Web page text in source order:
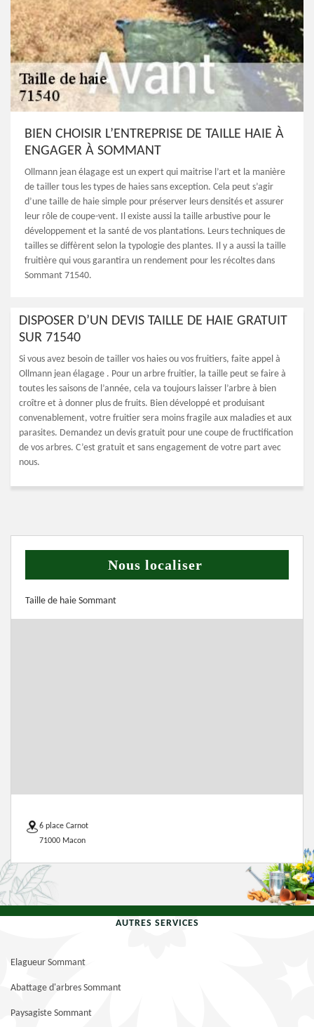
BIEN CHOISIR L’ENTREPRISE DE TAILLE HAIE À
ENGAGER À SOMMANT
Ollmann jean élagage est un expert qui maitrise l’art et la manière
de tailler tous les types de haies sans exception. Cela peut s’agir
d’une taille de haie simple pour préserver leurs densités et assurer
leur rôle de coupe-vent. Il existe aussi la taille arbustive pour le
développement et la santé de vos plantations. Leurs techniques de
tailles se diffèrent selon la typologie des plantes. Il y a aussi la taille
fruitière qui vous garantira un rendement pour les récoltes dans
Sommant 71540.
DISPOSER D’UN DEVIS TAILLE DE HAIE GRATUIT
SUR 71540
Si vous avez besoin de tailler vos haies ou vos fruitiers, faite appel à
Ollmann jean élagage . Pour un arbre fruitier, la taille peut se faire à
toutes les saisons de l’année, cela va toujours laisser l’arbre à bien
croître et à donner plus de fruits. Bien développé et produisant
convenablement, votre fruitier sera moins fragile aux maladies et aux
parasites. Demandez un devis gratuit pour une coupe de fructification
de vos arbres. C’est gratuit et sans engagement de votre part avec
nous.
Nous localiser
Taille de haie Sommant
6 place Carnot
71000 Macon
AUTRES SERVICES
Elagueur Sommant
Abattage d'arbres Sommant
Paysagiste Sommant